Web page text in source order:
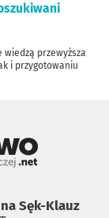
wiedzą przewyższa
i przygotowaniu
Sęk-Klauz